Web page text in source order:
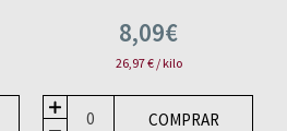
8,09€
26,97 € / kilo
COMPRAR